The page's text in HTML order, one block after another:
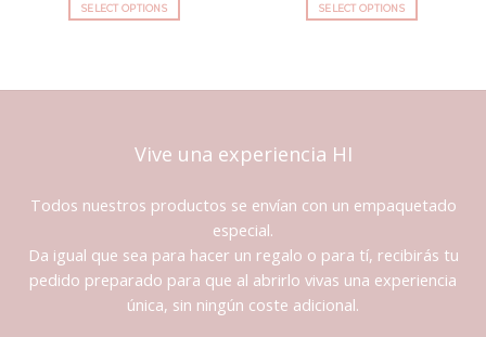
SELECT OPTIONS SELECT OPTIONS
Vive una experiencia HI
Todos nuestros productos se envían con un empaquetado
especial.
Da igual que sea para hacer un regalo o para tí, recibirás tu
pedido preparado para que al abrirlo vivas una experiencia
única, sin ningún coste adicional.